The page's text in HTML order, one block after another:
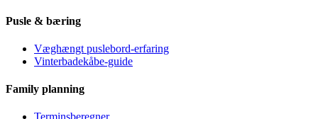
Pusle & bæring
Væghængt puslebord-erfaring
Vinterbadekåbe-guide
Family planning